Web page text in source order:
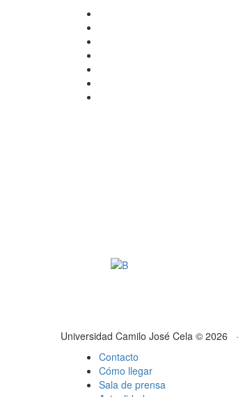
Universidad Camilo José Cela ©
Contacto
Cómo llegar
Sala de prensa